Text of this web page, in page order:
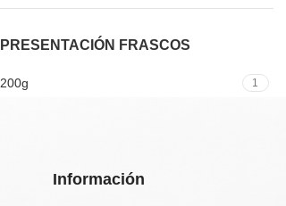
PRESENTACIÓN FRASCOS
200g 1
Información